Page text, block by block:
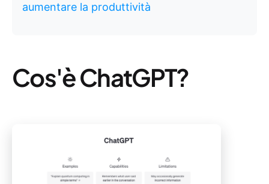
aumentare la produttività
Cos'è ChatGPT?